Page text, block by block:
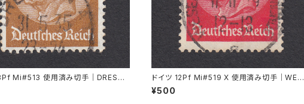
Mi#513 使用済み切手｜DRESDE
ドイツ 12Pf Mi#519 X 使用済み切手｜WESE
RMÜNDE-GEESTEMÜNDE 11.11.1939
¥500